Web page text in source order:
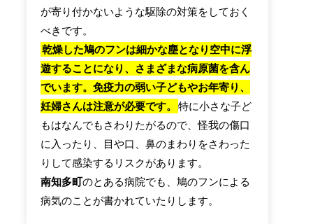
が寄り付かないような駆除の対策をしておく
べきです。
乾燥した鳩のフンは細かな塵となり空中に浮
遊することになり、さまざまな病原菌を含ん
でいます。免疫力の弱い子どもやお年寄り、
妊婦さんは注意が必要です。
特に小さな子ど
もはなんでもさわりたがるので、怪我の傷口
に入ったり、目や口、鼻のまわりをさわった
りして感染するリスクがあります。
南知多町のとある病院でも、鳩のフンによる
病気のことが書かれていたりします。